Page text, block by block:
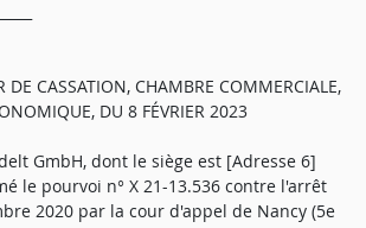
DE CASSATION, CHAMBRE COMMERCIALE,
DU 8 FÉVRIER 2023
GmbH, dont le siège est [Adresse 6]
le pourvoi n° X 21-13.536 contre l'arrêt
2020 par la cour d'appel de Nancy (5e